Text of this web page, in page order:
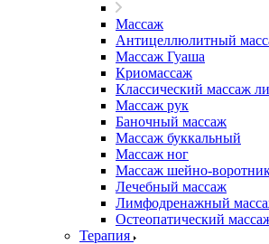
Массаж
Антицеллюлитный
Массаж Гуаша
Криомассаж
Классический массаж
Массаж рук
Баночный массаж
Массаж буккальный
Массаж ног
Массаж шейно-
Лечебный массаж
Лимфодренажный
Остеопатический
Терапия